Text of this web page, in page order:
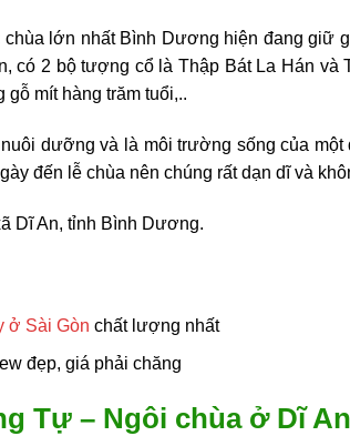
lớn nhất Bình Dương hiện đang giữ
có 2 bộ tượng cổ là Thập Bát La Hán
mít hàng trăm tuổi,..
dưỡng và là môi trường sống của
đến lễ chùa nên chúng rất dạn dĩ và
Dĩ An, tỉnh Bình Dương.
ở Sài Gòn chất lượng nhất
đẹp, giá phải chăng
Tự – Ngôi chùa ở Dĩ